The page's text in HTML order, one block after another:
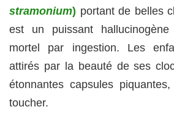
stramonium) portant de belles
est un puissant
mortel par ingestion. Les
attirés par la beauté de ses
étonnantes capsules
toucher.